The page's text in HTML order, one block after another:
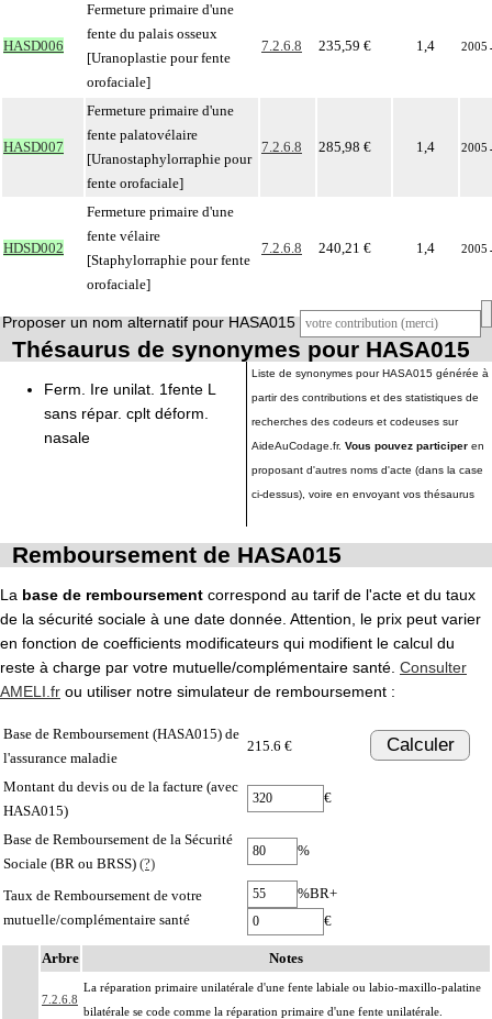
HASD006
Fermeture primaire d'une
fente du palais osseux
[Uranoplastie pour fente
orofaciale]
7.2.6.8 235,59 € 1,4 2005
HASD007
Fermeture primaire d'une
fente palatovélaire
[Uranostaphylorraphie pour
fente orofaciale]
7.2.6.8 285,98 € 1,4 2005
HDSD002
Fermeture primaire d'une
fente vélaire
[Staphylorraphie pour fente
orofaciale]
7.2.6.8 240,21 € 1,4 2005
Proposer un nom alternatif pour HASA015
Thésaurus de synonymes pour HASA015
Ferm. Ire unilat. 1fente L
sans répar. cplt déform.
nasale
Liste de synonymes pour HASA015 générée à
partir des contributions et des statistiques de
recherches des codeurs et codeuses sur
AideAuCodage.fr. Vous pouvez participer en
proposant d'autres noms d'acte (dans la case
ci-dessus), voire en envoyant vos thésaurus
Remboursement de HASA015
La base de remboursement correspond au tarif de l'acte et du taux
de la sécurité sociale à une date donnée. Attention, le prix peut varier
en fonction de coefficients modificateurs qui modifient le calcul du
reste à charge par votre mutuelle/complémentaire santé. Consulter
AMELI.fr ou utiliser notre simulateur de remboursement :
Base de Remboursement (HASA015) de
l'assurance maladie
215.6 € Calculer
Montant du devis ou de la facture (avec
HASA015)
€
Base de Remboursement de la Sécurité
Sociale (BR ou BRSS) (?)
%
Taux de Remboursement de votre
mutuelle/complémentaire santé
%BR+
€
Arbre Notes
7.2.6.8
La réparation primaire unilatérale d'une fente labiale ou labio-maxillo-palatine
bilatérale se code comme la réparation primaire d'une fente unilatérale.